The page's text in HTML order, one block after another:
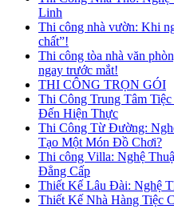
Linh
Thi công nhà vườn: Khi
chất”!
Thi công tòa nhà văn
ngay trước mắt!
THI CÔNG TRỌN GÓI
Thi Công Trung Tâm
Đến Hiện Thực
Thi Công Từ Đường:
Tạo Một Món Đồ Chơi?
Thi công Villa: Nghệ
Đẳng Cấp
Thiết Kế Lâu Đài: Nghệ
Thiết Kế Nhà Hàng Tiệc